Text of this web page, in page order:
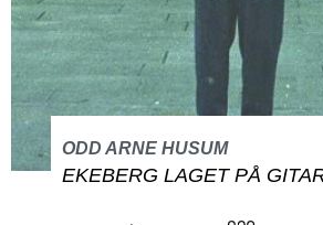
ODD ARNE HUSUM
EKEBERG LAGET PÅ